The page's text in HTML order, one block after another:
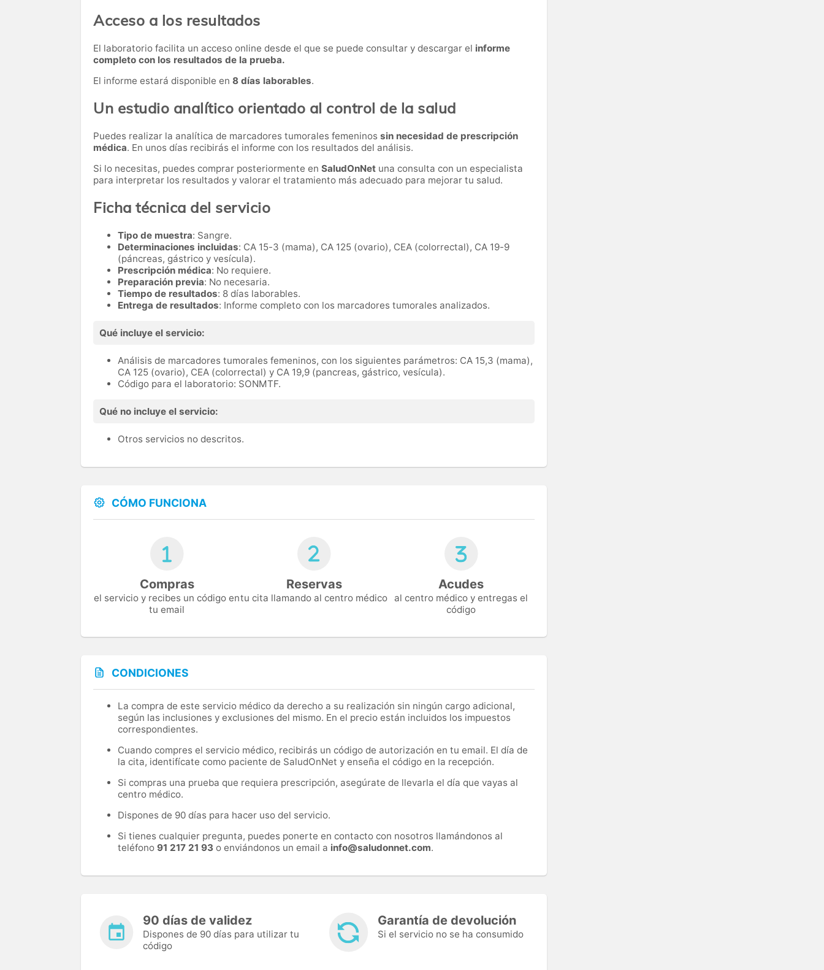
Acceso a los resultados
El laboratorio facilita un acceso online desde el que se puede consultar y descargar el informe
completo con los resultados de la prueba.
El informe estará disponible en 8 días laborables.
Un estudio analítico orientado al control de la salud
Puedes realizar la analítica de marcadores tumorales femeninos sin necesidad de prescripción
médica. En unos días recibirás el informe con los resultados del análisis.
Si lo necesitas, puedes comprar posteriormente en SaludOnNet una consulta con un especialista
para interpretar los resultados y valorar el tratamiento más adecuado para mejorar tu salud.
Ficha técnica del servicio
Tipo de muestra: Sangre.
Determinaciones incluidas: CA 15-3 (mama), CA 125 (ovario), CEA (colorrectal), CA 19-9
(páncreas, gástrico y vesícula).
Prescripción médica: No requiere.
Preparación previa: No necesaria.
Tiempo de resultados: 8 días laborables.
Entrega de resultados: Informe completo con los marcadores tumorales analizados.
Qué incluye el servicio:
Análisis de marcadores tumorales femeninos, con los siguientes parámetros: CA 15,3 (mama),
CA 125 (ovario), CEA (colorrectal) y CA 19,9 (pancreas, gástrico, vesícula).
Código para el laboratorio: SONMTF.
Qué no incluye el servicio:
Otros servicios no descritos.
CÓMO FUNCIONA
Compras
el servicio y recibes un código en
tu email
Reservas
tu cita llamando al centro médico
Acudes
al centro médico y entregas el
código
CONDICIONES
La compra de este servicio médico da derecho a su realización sin ningún cargo adicional,
según las inclusiones y exclusiones del mismo. En el precio están incluidos los impuestos
correspondientes.
Cuando compres el servicio médico, recibirás un código de autorización en tu email. El día de
la cita, identifícate como paciente de SaludOnNet y enseña el código en la recepción.
Si compras una prueba que requiera prescripción, asegúrate de llevarla el día que vayas al
centro médico.
Dispones de 90 días para hacer uso del servicio.
Si tienes cualquier pregunta, puedes ponerte en contacto con nosotros llamándonos al
teléfono 91 217 21 93 o enviándonos un email a info@saludonnet.com.
90 días de validez
Dispones de 90 días para utilizar tu
código
Garantía de devolución
Si el servicio no se ha consumido